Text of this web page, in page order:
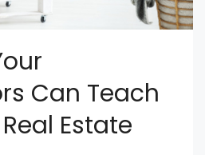
Can Teach
Estate